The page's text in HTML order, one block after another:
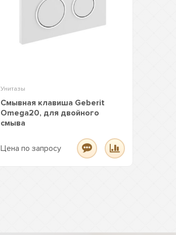
Унитазы
Смывная клавиша Geberit
Omega20, для двойного
смыва
Цена по запросу